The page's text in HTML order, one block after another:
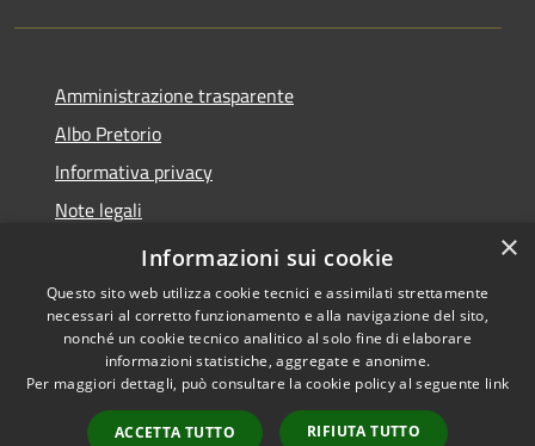
Amministrazione trasparente
Albo Pretorio
Informativa privacy
Note legali
Dichiarazione di accessibilità
Accessibilità
Copyright © 2026 • Comune di
Mussolente • Powered by
Municipium•
Accesso
×
Informazioni sui cookie
Questo sito web utilizza cookie tecnici e assimilati strettamente
necessari al corretto funzionamento e alla navigazione del sito,
nonché un cookie tecnico analitico al solo fine di elaborare
informazioni statistiche, aggregate e anonime.
Per maggiori dettagli, può consultare la cookie policy al seguente link
ACCETTA TUTTO RIFIUTA TUTTO